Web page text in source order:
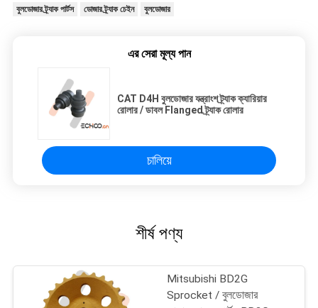
বুলডোজার ট্র্যাক পার্টস ডোজার ট্র্যাক চেইন বুলডোজার
এর সেরা মূল্য পান
CAT D4H বুলডোজার যন্ত্রাংশ ট্র্যাক ক্যারিয়ার
রোলার / ডাবল Flanged ট্র্যাক রোলার
চালিয়ে
শীর্ষ পণ্য
Mitsubishi BD2G
Sprocket / বুলডোজার